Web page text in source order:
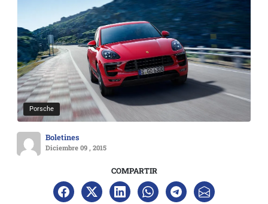
Porsche
Boletines
Diciembre 09 , 2015
COMPARTIR